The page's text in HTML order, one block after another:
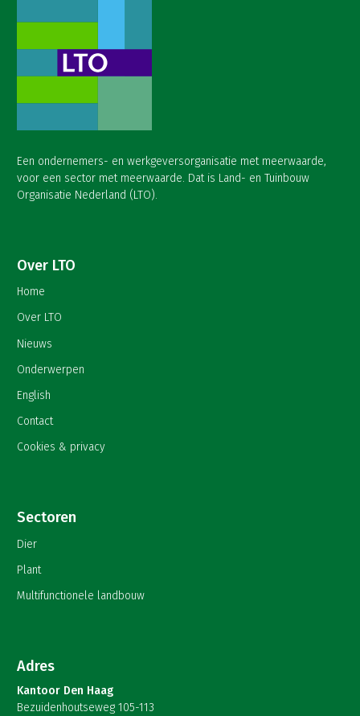
Een ondernemers- en werkgeversorganisatie met meerwaarde,
voor een sector met meerwaarde. Dat is Land- en Tuinbouw
Organisatie Nederland (LTO).
Over LTO
Home
Over LTO
Nieuws
Onderwerpen
English
Contact
Cookies & privacy
Sectoren
Dier
Plant
Multifunctionele landbouw
Adres
Kantoor Den Haag
Bezuidenhoutseweg 105-113